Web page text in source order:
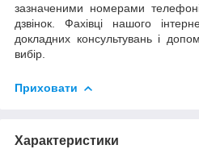
зазначеними номерами
дзвінок. Фахівці нашого
докладних консультувань і
вибір.
Приховати
Характеристики